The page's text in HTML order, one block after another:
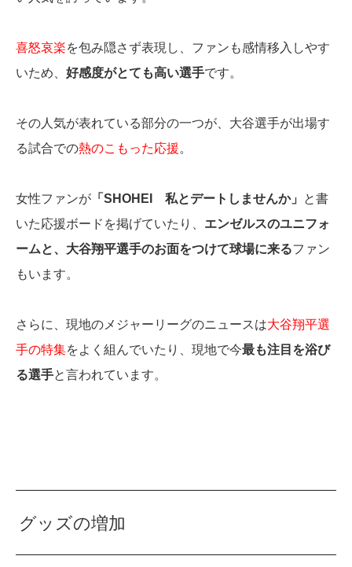
喜怒哀楽を包み隠さず表現し、ファンも感情移入しやす
いため、 好感度がとても高い選手です。
その人気が表れている部分の一つが、大谷選手が出場す
る試合での熱のこもった応援。
女性ファンが 「SHOHEI 私とデートしませんか」
と書
いた応援ボードを掲げていたり、 エンゼルスのユニフォ
ームと、大谷翔平選手のお面をつけて球場に来るファン
もいます。
さらに、現地のメジャーリーグのニュースは大谷翔平選
手の特集をよく組んでいたり、現地で今最も注目を浴び
る選手と言われています。
グッズの増加